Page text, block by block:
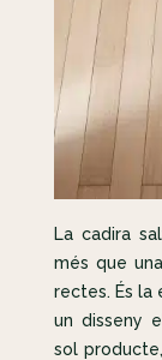
La cadira
més que
rectes. És la
un disseny
sol